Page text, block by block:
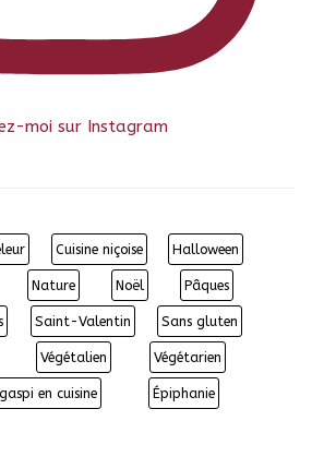
moi sur Instagram
Cuisine niçoise Halloween
Nature Noël Pâques
Saint-Valentin Sans gluten
Végétalien Végétarien
en cuisine Épiphanie